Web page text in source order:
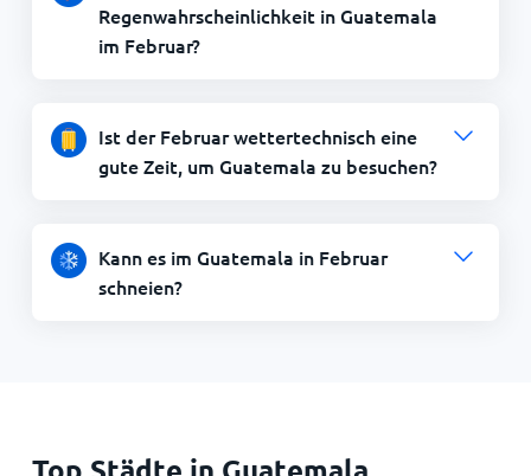
Regenwahrscheinlichkeit in Guatemala
im Februar?
Ist der Februar wettertechnisch eine
gute Zeit, um Guatemala zu besuchen?
Kann es im Guatemala in Februar
schneien?